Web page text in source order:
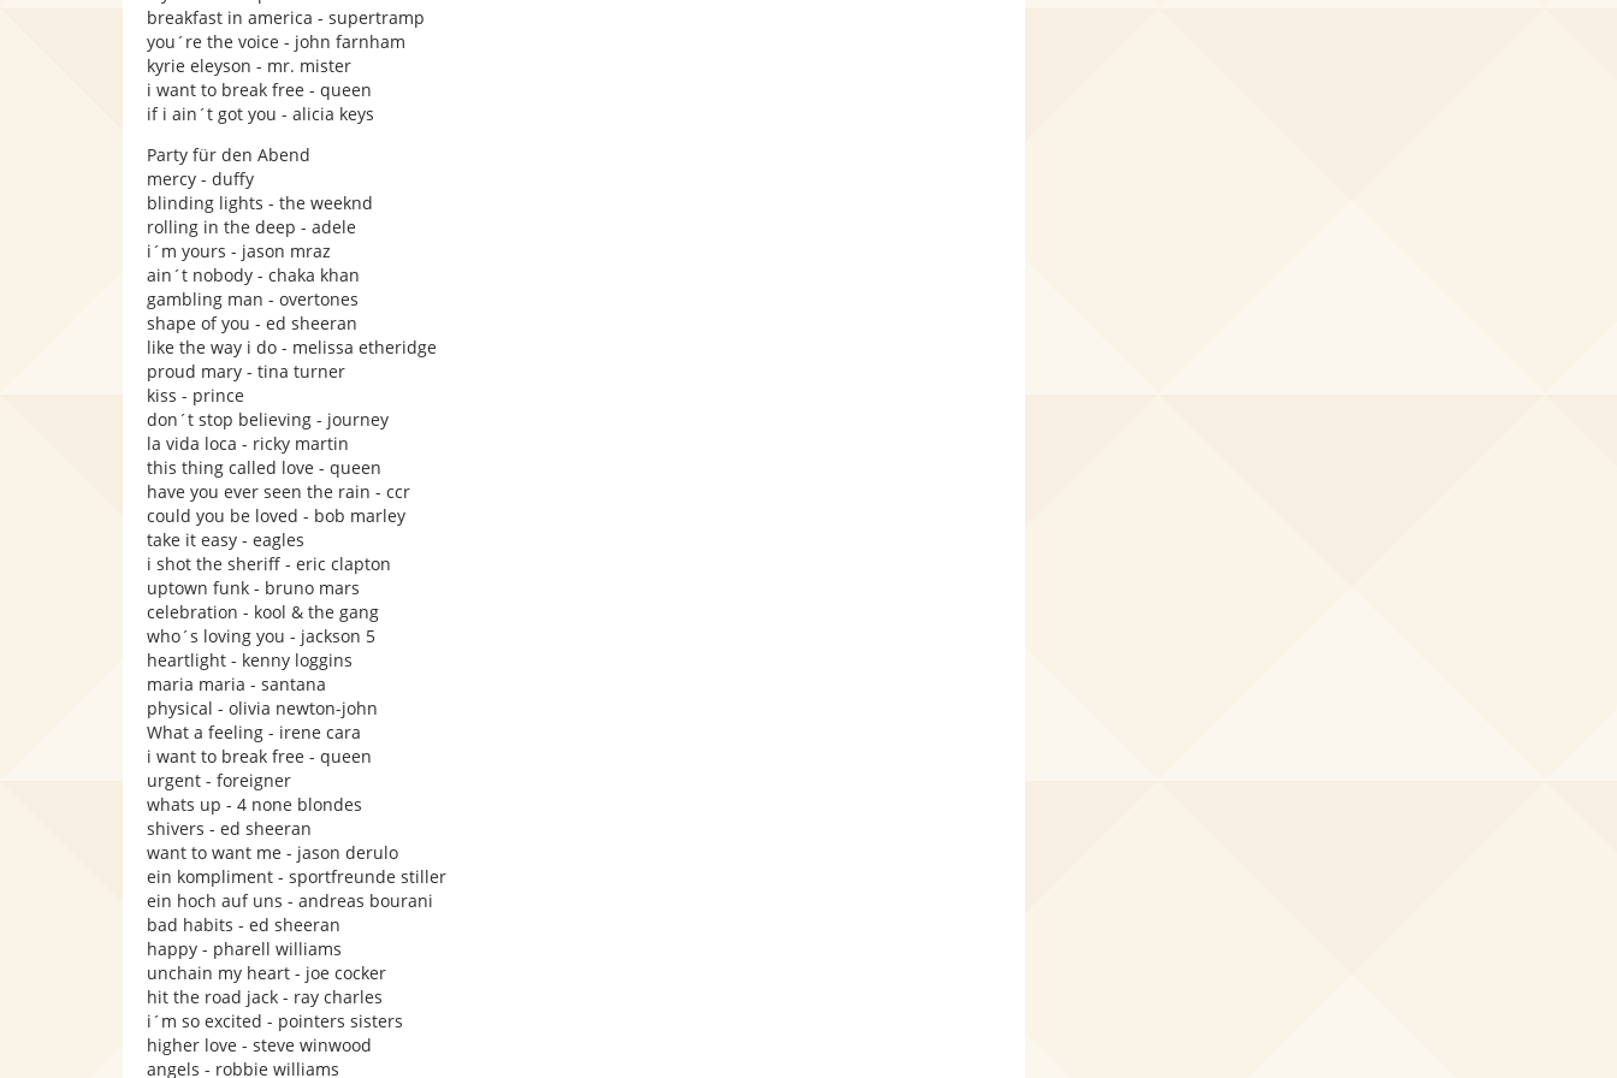
breakfast in america - supertramp
you´re the voice - john farnham
kyrie eleyson - mr. mister
i want to break free - queen
if i ain´t got you - alicia keys
Party für den Abend
mercy - duffy
blinding lights - the weeknd
rolling in the deep - adele
i´m yours - jason mraz
ain´t nobody - chaka khan
gambling man - overtones
shape of you - ed sheeran
like the way i do - melissa etheridge
proud mary - tina turner
kiss - prince
don´t stop believing - journey
la vida loca - ricky martin
this thing called love - queen
have you ever seen the rain - ccr
could you be loved - bob marley
take it easy - eagles
i shot the sheriff - eric clapton
uptown funk - bruno mars
celebration - kool & the gang
who´s loving you - jackson 5
heartlight - kenny loggins
maria maria - santana
physical - olivia newton-john
What a feeling - irene cara
i want to break free - queen
urgent - foreigner
whats up - 4 none blondes
shivers - ed sheeran
want to want me - jason derulo
ein kompliment - sportfreunde stiller
ein hoch auf uns - andreas bourani
bad habits - ed sheeran
happy - pharell williams
unchain my heart - joe cocker
hit the road jack - ray charles
i´m so excited - pointers sisters
higher love - steve winwood
angels - robbie williams